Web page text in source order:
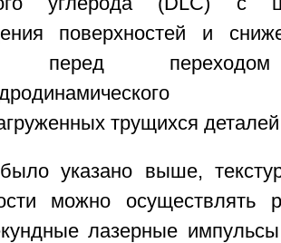
поверхностей и
перед
трущихся
указано выше,
можно осуществлять
лазерные